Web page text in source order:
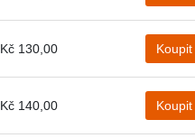
Kč 130,00 Koupit
Kč 140,00 Koupit